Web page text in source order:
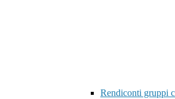
Rendiconti gruppi